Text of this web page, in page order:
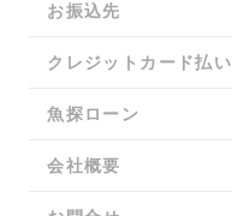
お振込先
クレジットカード払い
魚探ローン
会社概要